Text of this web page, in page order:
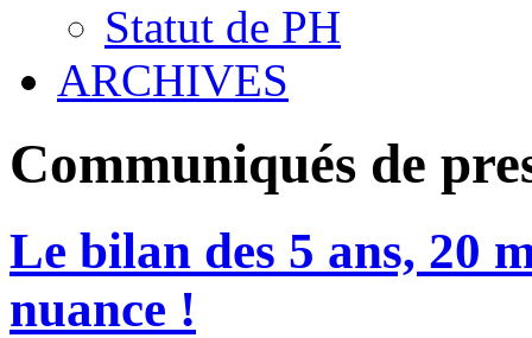
Statut de PH
ARCHIVES
Communiqués de
Le bilan des 5 ans, 20
nuance !